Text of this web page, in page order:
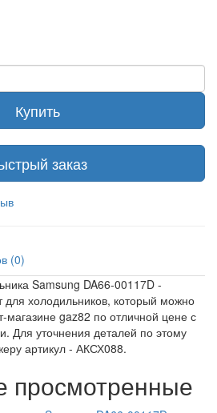
Купить
заказ
(0)
Samsung DA66-00117D -
холодильников, который можно
магазине gaz82 по отличной цене с
Для уточнения деталей по этому
артикул - АКСХ088.
просмотренные